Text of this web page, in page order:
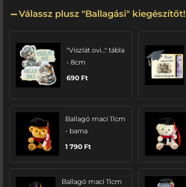
Válassz plusz "Ballagási" kiegészítőt!
"Viszlát ovi..." tábla
- 8cm
690 Ft
Ballagó maci 11cm
- barna
1 790 Ft
Ballagó maci 11cm